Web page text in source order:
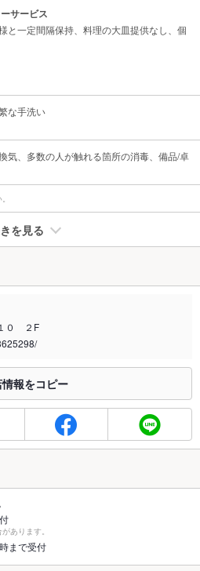
サービス
と一定間隔保持、料理の大皿提供なし、個
な手洗い
気、多数の人が触れる箇所の消毒、備品/卓
を見る
ださい。
０ ２F
情報をコピー
あります。
まで受付